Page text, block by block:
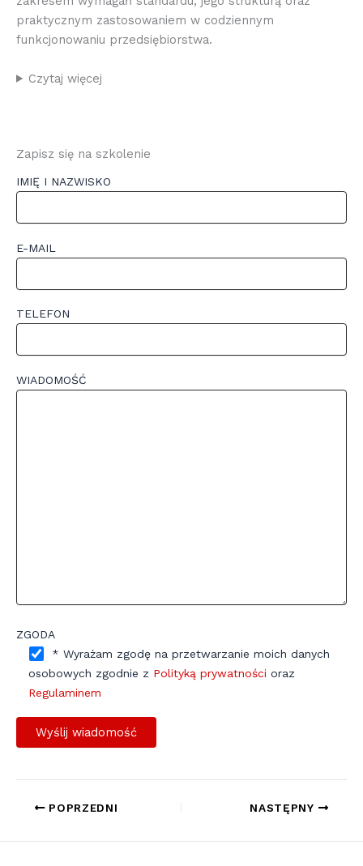
praktycznym zastosowaniem w codziennym
funkcjonowaniu przedsiębiorstwa.
Czytaj więcej
Zapisz się na szkolenie
IMIĘ I NAZWISKO
E-MAIL
TELEFON
WIADOMOŚĆ
ZGODA
* Wyrażam zgodę na przetwarzanie moich danych
osobowych zgodnie z Polityką prywatności oraz
Regulaminem
POPRZEDNI NASTĘPNY